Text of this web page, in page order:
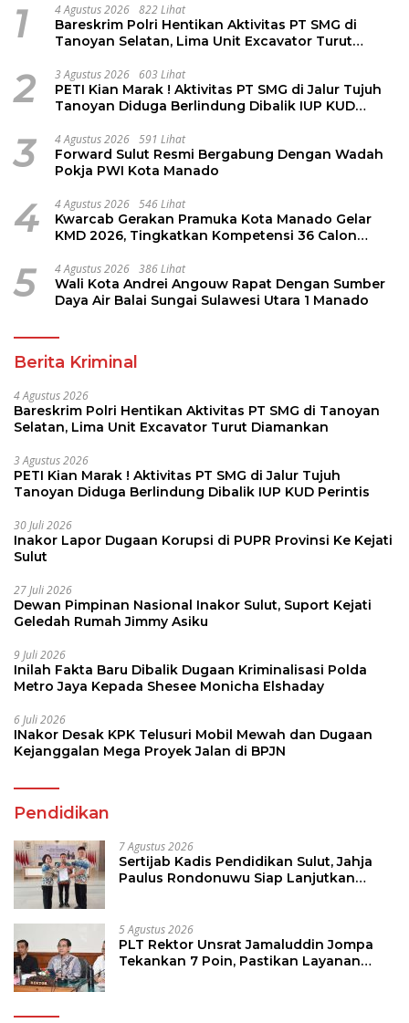
1 4 Agustus 2026 822 Lihat
Bareskrim Polri Hentikan Aktivitas PT SMG di
Tanoyan Selatan, Lima Unit Excavator Turut
2 3 Agustus 2026 603 Lihat
PETI Kian Marak ! Aktivitas PT SMG di Jalur Tujuh
Tanoyan Diduga Berlindung Dibalik IUP KUD
3 4 Agustus 2026 591 Lihat
Forward Sulut Resmi Bergabung Dengan Wadah
Pokja PWI Kota Manado
4 4 Agustus 2026 546 Lihat
Kwarcab Gerakan Pramuka Kota Manado Gelar
KMD 2026, Tingkatkan Kompetensi 36 Calon
5 4 Agustus 2026 386 Lihat
Wali Kota Andrei Angouw Rapat Dengan Sumber
Daya Air Balai Sungai Sulawesi Utara 1 Manado
Berita Kriminal
4 Agustus 2026
Bareskrim Polri Hentikan Aktivitas PT SMG di Tanoyan
Selatan, Lima Unit Excavator Turut Diamankan
3 Agustus 2026
PETI Kian Marak ! Aktivitas PT SMG di Jalur Tujuh
Tanoyan Diduga Berlindung Dibalik IUP KUD Perintis
30 Juli 2026
Inakor Lapor Dugaan Korupsi di PUPR Provinsi Ke Kejati
Sulut
27 Juli 2026
Dewan Pimpinan Nasional Inakor Sulut, Suport Kejati
Geledah Rumah Jimmy Asiku
9 Juli 2026
Inilah Fakta Baru Dibalik Dugaan Kriminalisasi Polda
Metro Jaya Kepada Shesee Monicha Elshaday
6 Juli 2026
INakor Desak KPK Telusuri Mobil Mewah dan Dugaan
Kejanggalan Mega Proyek Jalan di BPJN
Pendidikan
7 Agustus 2026
Sertijab Kadis Pendidikan Sulut, Jahja
Paulus Rondonuwu Siap Lanjutkan
5 Agustus 2026
PLT Rektor Unsrat Jamaluddin Jompa
Tekankan 7 Poin, Pastikan Layanan